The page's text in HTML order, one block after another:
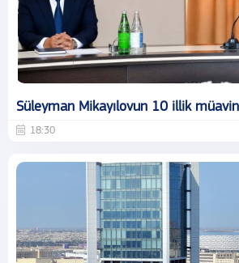
Süleyman Mikayılovun 10 illik
18:30